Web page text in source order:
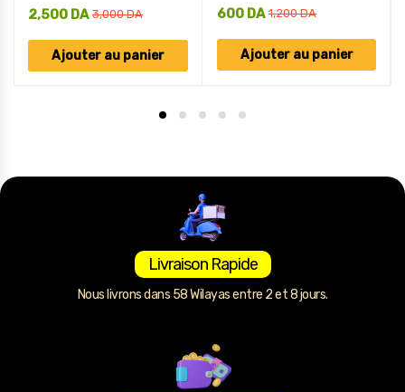
3,000DA
2,500 DA
Ajouter au panier
1,200DA
600 DA
Ajouter au panier
Livraison Rapide
Nous livrons dans 58 Wilayas entre 2 et 8 jours.